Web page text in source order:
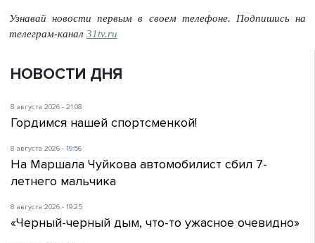
Узнавай новости первым в своем телефоне. Подпишись на
телеграм-канал 31tv.ru
НОВОСТИ ДНЯ
8 августа 2026 - 21:08
Гордимся нашей спортсменкой!
8 августа 2026 - 19:56
На Маршала Чуйкова автомобилист сбил 7-
летнего мальчика
8 августа 2026 - 19:25
«Черный-черный дым, что-то ужасное очевидно»